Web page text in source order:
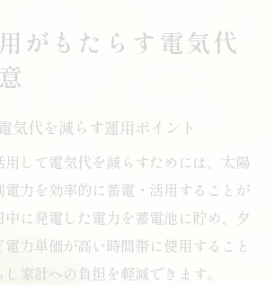
がもたらす電気代
気代を減らす運用ポイント
して電気代を減らすためには、太陽
力を効率的に蓄電・活用することが
中に発電した電力を蓄電池に貯め、夕
力単価が高い時間帯に使用すること
家計への負担を軽減できます。